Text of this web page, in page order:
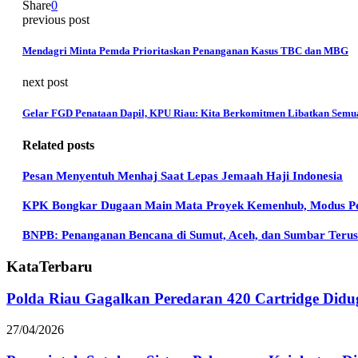
Share0
previous post
Mendagri Minta Pemda Prioritaskan Penanganan Kasus TBC dan MBG
next post
Gelar FGD Penataan Dapil, KPU Riau: Kita Berkomitmen Libatkan
Related posts
Pesan Menyentuh Menhaj Saat Lepas Jemaah Haji Indonesia
KPK Bongkar Dugaan Main Mata Proyek Kemenhub, Modus
BNPB: Penanganan Bencana di Sumut, Aceh, dan Sumbar
KataTerbaru
Polda Riau Gagalkan Peredaran 420 Cartridge
27/04/2026